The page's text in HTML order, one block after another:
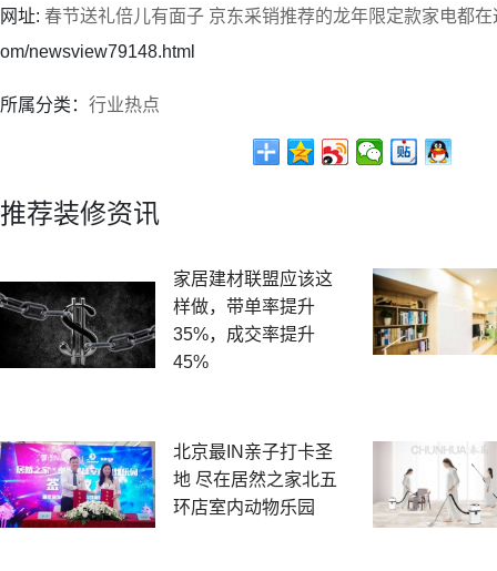
网址: 春节送礼倍儿有面子 京东采销推荐的龙年限定款家电都在
om/newsview79148.html
所属分类： 行业热点
推荐装修资讯
家居建材联盟应该这
样做，带单率提升
35%，成交率提升
45%
北京最IN亲子打卡圣
地 尽在居然之家北五
环店室内动物乐园